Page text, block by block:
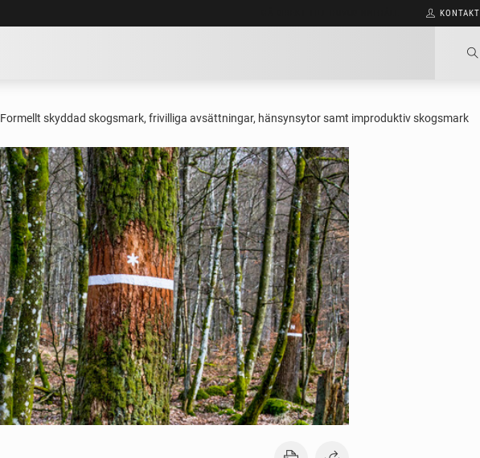
KONTAKT
Formellt skyddad skogsmark, frivilliga avsättningar, hänsynsytor samt improduktiv skogsmark